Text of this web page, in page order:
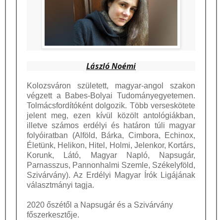
László Noémi
Kolozsváron született, magyar-angol szakon
végzett a Babes-Bolyai Tudományegyetemen.
Tolmácsfordítóként dolgozik. Több verseskötete
jelent meg, ezen kívül közölt antológiákban,
illetve számos erdélyi és határon túli magyar
folyóiratban (Alföld, Bárka, Cimbora, Echinox,
Életünk, Helikon, Hitel, Holmi, Jelenkor, Kortárs,
Korunk, Látó, Magyar Napló, Napsugár,
Parnasszus, Pannonhalmi Szemle, Székelyföld,
Szivárvány). Az Erdélyi Magyar Írók Ligájának
választmányi tagja.
2020 őszétől a Napsugár és a Szivárvány
főszerkesztője.